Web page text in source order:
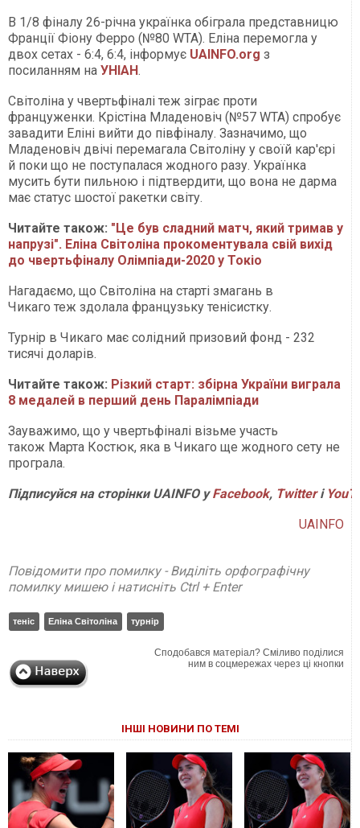
В 1/8 фіналу 26-річна українка обіграла представницю
Франції Фіону Ферро (№80 WTA). Еліна перемогла у
двох сетах - 6:4, 6:4, інформує UAINFO.org з
посиланням на УНІАН.
Світоліна у чвертьфіналі теж зіграє проти
француженки. Крістіна Младеновіч (№57 WTA) спробує
завадити Еліні вийти до півфіналу. Зазначимо, що
Младеновіч двічі перемагала Світоліну у своїй кар'єрі
й поки що не поступалася жодного разу. Українка
мусить бути пильною і підтвердити, що вона не дарма
має статус шостої ракетки світу.
Читайте також: "Це був сладний матч, який тримав у
напрузі". Еліна Світоліна прокоментувала свій вихід
до чвертьфіналу Олімпіади-2020 у Токіо
Нагадаємо, що Світоліна на старті змагань в
Чикаго теж здолала французьку тенісистку.
Турнір в Чикаго має солідний призовий фонд - 232
тисячі доларів.
Читайте також: Різкий старт: збірна України виграла
8 медалей в перший день Паралімпіади
Зауважимо, що у чвертьфіналі візьме участь
також Марта Костюк, яка в Чикаго ще жодного сету не
програла.
Підписуйся на сторінки UAINFO уFacebook, Twitterі
UAINFO
Повідомити про помилку - Виділіть орфографічну
помилку мишею і натисніть Ctrl + Enter
теніс Еліна Світоліна турнір
Сподобався матеріал? Сміливо поділися
ним в соцмережах через ці кнопки
ІНШІ НОВИНИ ПО ТЕМІ